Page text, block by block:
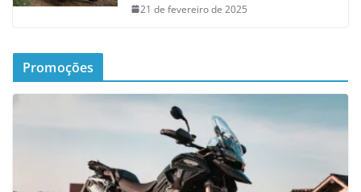
21 de fevereiro de 2025
Promoções